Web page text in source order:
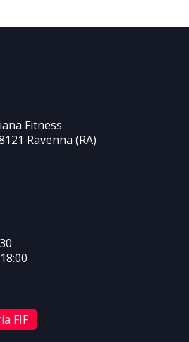
Fitness
Ravenna (RA)
FIF